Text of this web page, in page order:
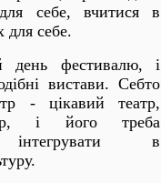
себе, вчитися в
для себе.
день фестивалю, і
вистави. Себто
- цікавий театр,
і його треба
інтегрувати в